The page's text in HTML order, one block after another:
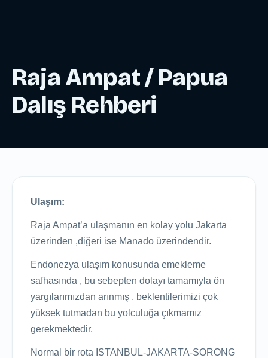
Raja Ampat / Papua
Dalış Rehberi
Ulaşım:
Raja Ampat’a ulaşmanın en kolay yolu Jakarta
üzerinden ,diğeri ise Manado üzerindendir.
Endonezya ulaşım konusunda emekleme
safhasında , bu sebepten dolayı tamamıyla ön
yargılarımızdan arınmış , beklentilerimizi çok
yüksek tutmadan bu yolculuğa çıkmamız
gerekmektedir.
Normal bir rota ISTANBUL-JAKARTA-SORONG